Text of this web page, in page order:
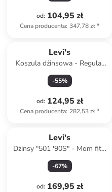
od: 104,95 zł
Cena producenta: 347,78 zł*
Levi's
Koszula dżinsowa - Regular
fit - w kolorze błękitnym
-55%
od: 124,95 zł
Cena producenta: 282,53 zł*
Levi's
Dżinsy "501 '90S" - Mom fit -
w kolorze błękitnym
-67%
od: 169,95 zł